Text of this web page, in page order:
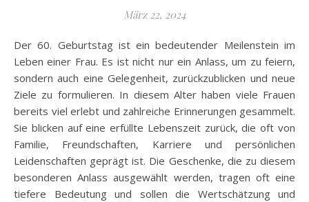
März 22, 2024
Der 60. Geburtstag ist ein bedeutender Meilenstein im
Leben einer Frau. Es ist nicht nur ein Anlass, um zu feiern,
sondern auch eine Gelegenheit, zurückzublicken und neue
Ziele zu formulieren. In diesem Alter haben viele Frauen
bereits viel erlebt und zahlreiche Erinnerungen gesammelt.
Sie blicken auf eine erfüllte Lebenszeit zurück, die oft von
Familie, Freundschaften, Karriere und persönlichen
Leidenschaften geprägt ist. Die Geschenke, die zu diesem
besonderen Anlass ausgewählt werden, tragen oft eine
tiefere Bedeutung und sollen die Wertschätzung und